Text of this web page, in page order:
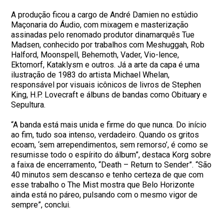
A produção ficou a cargo de André Damien no estúdio
Maçonaria do Áudio, com mixagem e masterização
assinadas pelo renomado produtor dinamarquês Tue
Madsen, conhecido por trabalhos com Meshuggah, Rob
Halford, Moonspell, Behemoth, Vader, Vio-lence,
Ektomorf, Kataklysm e outros. Já a arte da capa é uma
ilustração de 1983 do artista Michael Whelan,
responsável por visuais icônicos de livros de Stephen
King, H.P. Lovecraft e álbuns de bandas como Obituary e
Sepultura.
“A banda está mais unida e firme do que nunca. Do início
ao fim, tudo soa intenso, verdadeiro. Quando os gritos
ecoam, ‘sem arrependimentos, sem remorso’, é como se
resumisse todo o espírito do álbum”, destaca Korg sobre
a faixa de encerramento, “Death – Return to Sender”. “São
40 minutos sem descanso e tenho certeza de que com
esse trabalho o The Mist mostra que Belo Horizonte
ainda está no páreo, pulsando com o mesmo vigor de
sempre”, conclui.